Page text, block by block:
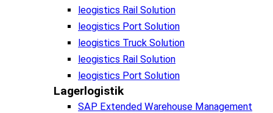
leogistics Rail Solution
leogistics Port Solution
leogistics Truck Solution
leogistics Rail Solution
leogistics Port Solution
Lagerlogistik
SAP Extended Warehouse Management